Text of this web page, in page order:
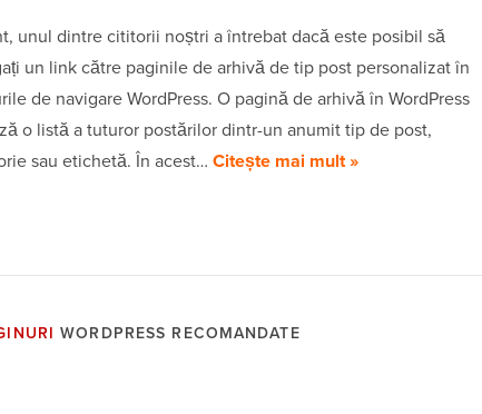
unul dintre cititorii noștri a întrebat dacă este posibil să
un link către paginile de arhivă de tip post personalizat în
de navigare WordPress. O pagină de arhivă în WordPress
o listă a tuturor postărilor dintr-un anumit tip de post,
sau etichetă. În acest… Citește mai mult »
WORDPRESS RECOMANDATE